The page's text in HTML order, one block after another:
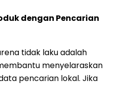
dengan Pencarian
tidak laku adalah
menyelaraskan
pencarian lokal. Jika